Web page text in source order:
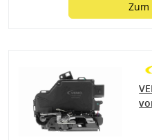
Zum